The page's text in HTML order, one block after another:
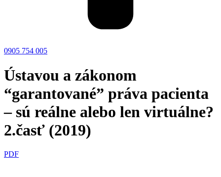
0905 754 005
Ústavou a zákonom
“garantované” práva pacienta
– sú reálne alebo len virtuálne?
2.časť (2019)
PDF